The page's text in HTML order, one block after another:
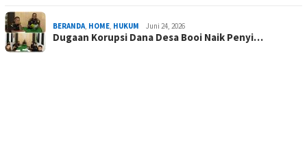
BERANDA, HOME, HUKUM Juni 24, 2026
Dugaan Korupsi Dana Desa Booi Naik Penyi…